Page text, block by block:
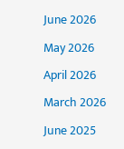
June 2026
May 2026
April 2026
March 2026
June 2025